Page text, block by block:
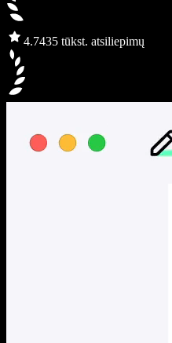
4.7435 tūkst. atsiliepimų